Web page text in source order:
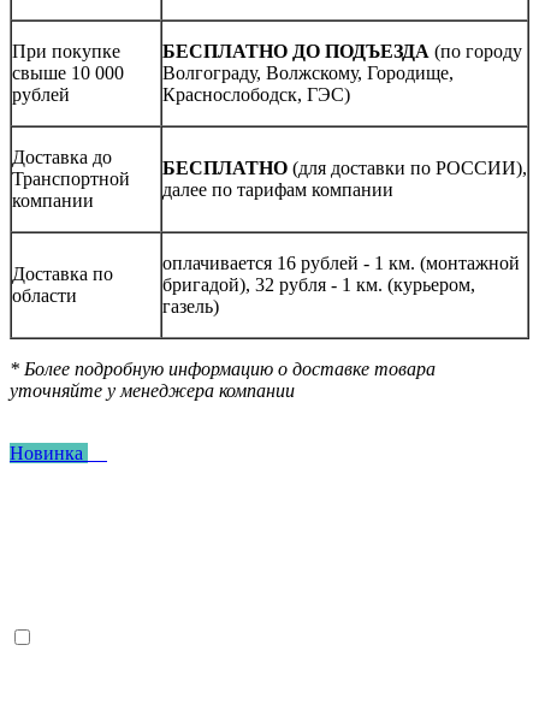
При покупке
свыше 10 000
рублей
БЕСПЛАТНО ДО ПОДЪЕЗДА (по городу
Волгограду, Волжскому, Городище,
Краснослободск, ГЭС)
Доставка до
Транспортной
компании
БЕСПЛАТНО (для доставки по РОССИИ),
далее по тарифам компании
Доставка по
области
оплачивается 16 рублей - 1 км. (монтажной
бригадой), 32 рубля - 1 км. (курьером,
газель)
* Более подробную информацию о доставке товара
уточняйте у менеджера компании
Новинка